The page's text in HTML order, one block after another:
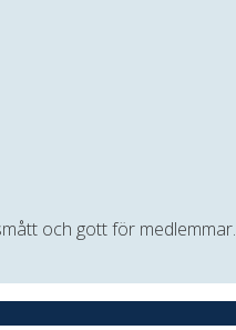
och gott för medlemmar.